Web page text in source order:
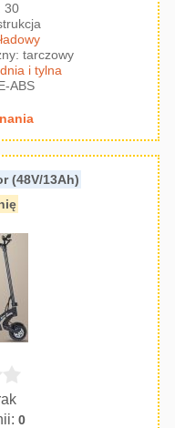
30
tarczowy
i tylna
ABS
(48V/13Ah)
0